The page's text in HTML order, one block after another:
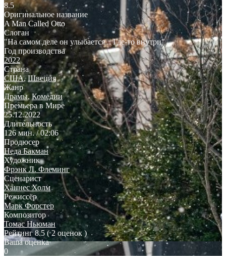
8.5
Оригинальное название
A Man Called Otto
Слоган
"На самом деле он улыбается... Где-то внутри"
Год производства
2022
Страна
США,Швеция
Жанр
Драмы, Комедии
Премьера в Мире
25.12.2022
Длительность
126 мин. / 02:06
Продюсер
Неда Бакман
Художник
Фрэнк Л. Флеминг
Сценарист
Ханнес Холм
Режиссёр
Марк Форстер
Композитор
Томас Ньюман
Рейтинг 8.5 ( 2 оценок )
Ваша оценка
0